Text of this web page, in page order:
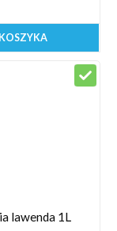
lawenda 1L